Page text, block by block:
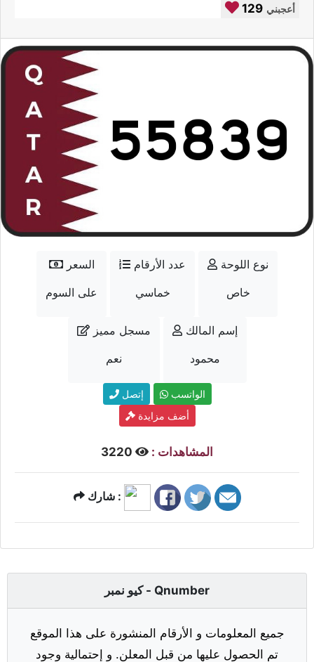
129 أعجبني
السعر
على السوم
عدد الأرقام
خماسي
نوع اللوحة
خاص
مسجل مميز
نعم
إسم المالك
محمود
إتصل
الواتسب
أضف مزايدة
المشاهدات :
شارك :
كيو نمبر - Qnumber
جميع المعلومات و الأرقام المنشورة على هذا الموقع
تم الحصول عليها من قبل المعلن. و إحتمالية وجود